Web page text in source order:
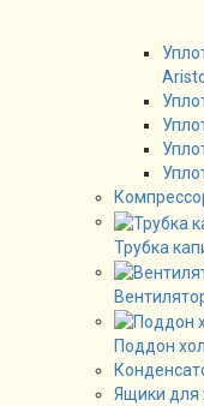
Трубка
Поддон
Ящики для